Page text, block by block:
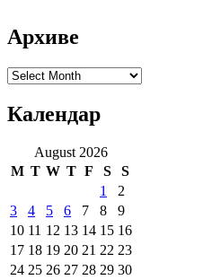
Архиве
Архиве
Календар
August 2026
M T W T F S
S
1
2
3
4 5 6 7 8
9
10 11 12 13 14 15 16
17 18 19 20 21 22 23
24 25 26 27 28 29 30